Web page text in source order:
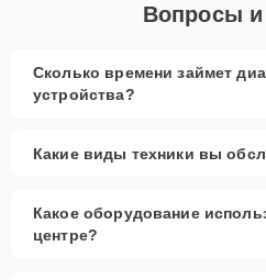
Вопросы и
Сколько времени займет
устройства?
Какие виды техники вы
Какое оборудование
центре?